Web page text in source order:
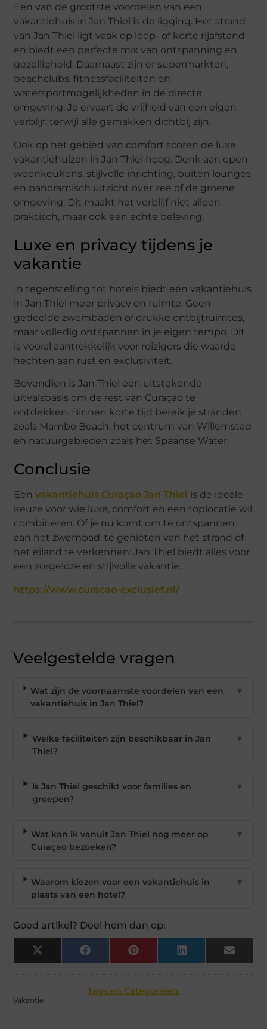
Een van de grootste voordelen van een
vakantiehuis in Jan Thiel is de ligging. Het strand
van Jan Thiel ligt vaak op loop- of korte rijafstand
en biedt een perfecte mix van ontspanning en
gezelligheid. Daarnaast zijn er supermarkten,
beachclubs, fitnessfaciliteiten en
watersportmogelijkheden in de directe
omgeving. Je ervaart de vrijheid van een eigen
verblijf, terwijl alle gemakken dichtbij zijn.
Ook op het gebied van comfort scoren de luxe
vakantiehuizen in Jan Thiel hoog. Denk aan open
woonkeukens, stijlvolle inrichting, buiten lounges
en panoramisch uitzicht over zee of de groene
omgeving. Dit maakt het verblijf niet alleen
praktisch, maar ook een echte beleving.
Luxe en privacy tijdens je
vakantie
In tegenstelling tot hotels biedt een vakantiehuis
in Jan Thiel meer privacy en ruimte. Geen
gedeelde zwembaden of drukke ontbijtruimtes,
maar volledig ontspannen in je eigen tempo. Dit
is vooral aantrekkelijk voor reizigers die waarde
hechten aan rust en exclusiviteit.
Bovendien is Jan Thiel een uitstekende
uitvalsbasis om de rest van Curaçao te
ontdekken. Binnen korte tijd bereik je stranden
zoals Mambo Beach, het centrum van Willemstad
en natuurgebieden zoals het Spaanse Water.
Conclusie
Eenvakantiehuis Curaçao Jan Thiel is de ideale
keuze voor wie luxe, comfort en een toplocatie wil
combineren. Of je nu komt om te ontspannen
aan het zwembad, te genieten van het strand of
het eiland te verkennen: Jan Thiel biedt alles voor
een zorgeloze en stijlvolle vakantie.
https://www.curacao-exclusief.nl/
Veelgestelde vragen
Wat zijn de voornaamste voordelen van een
vakantiehuis in Jan Thiel?
▼
Welke faciliteiten zijn beschikbaar in Jan
Thiel?
▼
Is Jan Thiel geschikt voor families en
groepen?
▼
Wat kan ik vanuit Jan Thiel nog meer op
Curaçao bezoeken?
▼
Waarom kiezen voor een vakantiehuis in
plaats van een hotel?
▼
Goed artikel? Deel hem dan op:
X
(Twitter)
Facebook Pinterest LinkedIn Email
Tags en Categorieën:
Vakantie